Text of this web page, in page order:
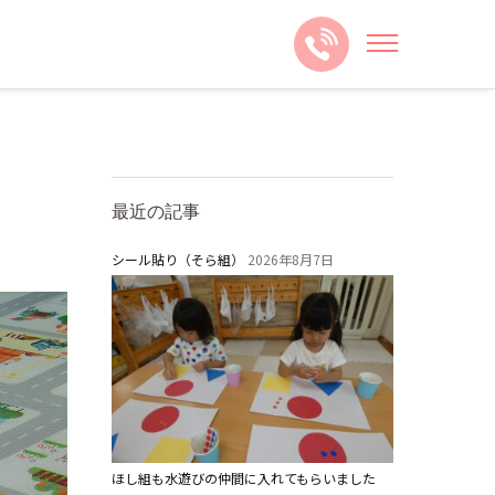
最近の記事
シール貼り（そら組） 2026年8月7日
ほし組も水遊びの仲間に入れてもらいました